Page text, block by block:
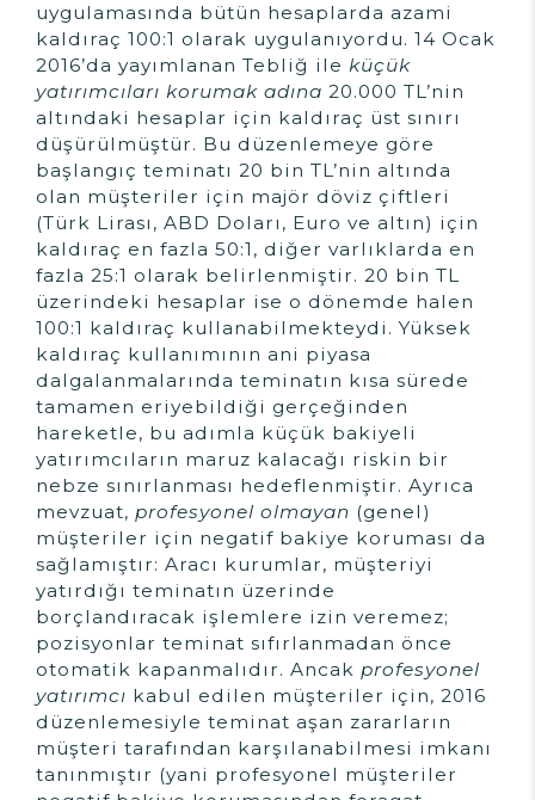
uygulamasında bütün hesaplarda azami
kaldıraç 100:1 olarak uygulanıyordu. 14 Ocak
2016’da yayımlanan Tebliğ ile küçük
yatırımcıları korumak adına 20.000 TL’nin
altındaki hesaplar için kaldıraç üst sınırı
düşürülmüştür. Bu düzenlemeye göre
başlangıç teminatı 20 bin TL’nin altında
olan müşteriler için majör döviz çiftleri
(Türk Lirası, ABD Doları, Euro ve altın) için
kaldıraç en fazla 50:1, diğer varlıklarda en
fazla 25:1 olarak belirlenmiştir. 20 bin TL
üzerindeki hesaplar ise o dönemde halen
100:1 kaldıraç kullanabilmekteydi. Yüksek
kaldıraç kullanımının ani piyasa
dalgalanmalarında teminatın kısa sürede
tamamen eriyebildiği gerçeğinden
hareketle, bu adımla küçük bakiyeli
yatırımcıların maruz kalacağı riskin bir
nebze sınırlanması hedeflenmiştir. Ayrıca
mevzuat, profesyonel olmayan (genel)
müşteriler için negatif bakiye koruması da
sağlamıştır: Aracı kurumlar, müşteriyi
yatırdığı teminatın üzerinde
borçlandıracak işlemlere izin veremez;
pozisyonlar teminat sıfırlanmadan önce
otomatik kapanmalıdır. Ancak profesyonel
yatırımcı kabul edilen müşteriler için, 2016
düzenlemesiyle teminat aşan zararların
müşteri tarafından karşılanabilmesi imkanı
tanınmıştır (yani profesyonel müşteriler